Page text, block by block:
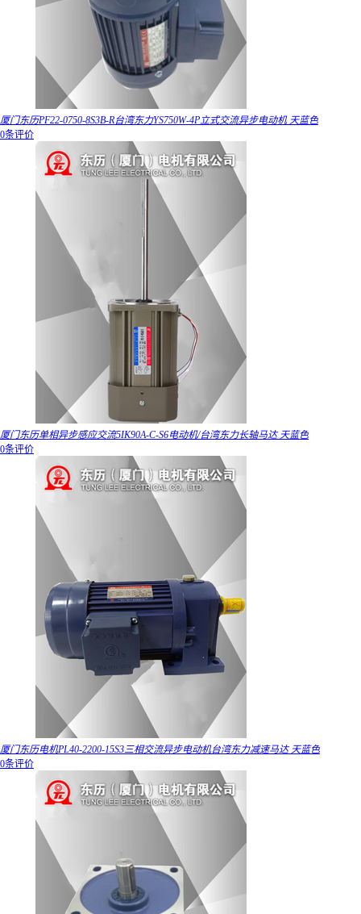
厦门东历PF22-0750-8S3B-R台湾东力YS750W-4P立式交流异步电动机 天蓝色
0条评价
厦门东历单相异步感应交流5IK90A-C-S6电动机/台湾东力长轴马达 天蓝色
0条评价
厦门东历电机PL40-2200-15S3三相交流异步电动机台湾东力减速马达 天蓝色
0条评价